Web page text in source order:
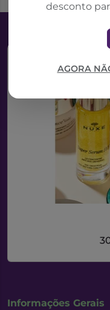
desconto
AGORA
Informações Gerais